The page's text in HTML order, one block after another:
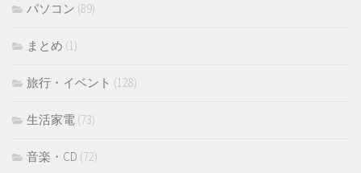
パソコン (89)
まとめ (1)
旅行・イベント (128)
生活家電 (73)
音楽・CD (72)